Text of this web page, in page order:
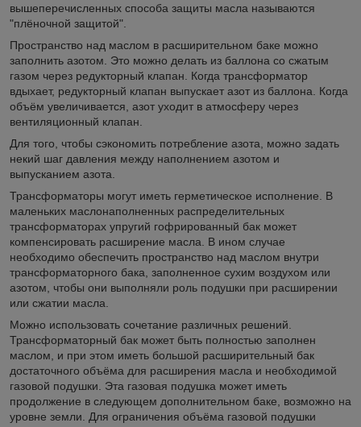
вышеперечисленных способа защиты масла называются
"плёночной защитой".
Пространство над маслом в расширительном баке можно
заполнить азотом. Это можно делать из баллона со сжатым
газом через редукторный клапан. Когда трансформатор
вдыхает, редукторный клапан выпускает азот из баллона. Когда
объём увеличивается, азот уходит в атмосферу через
вентиляционный клапан.
Для того, чтобы сэкономить потребление азота, можно задать
некий шаг давления между наполнением азотом и
выпусканием азота.
Трансформаторы могут иметь герметическое исполнение. В
маленьких маслонаполненных распределительных
трансформаторах упругий гофрированный бак может
компенсировать расширение масла. В ином случае
необходимо обеспечить пространство над маслом внутри
трансформаторного бака, заполненное сухим воздухом или
азотом, чтобы они выполняли роль подушки при расширении
или сжатии масла.
Можно использовать сочетание различных решений.
Трансформаторный бак может быть полностью заполнен
маслом, и при этом иметь большой расширительный бак
достаточного объёма для расширения масла и необходимой
газовой подушки. Эта газовая подушка может иметь
продолжение в следующем дополнительном баке, возможно на
уровне земли. Для ограничения объёма газовой подушки